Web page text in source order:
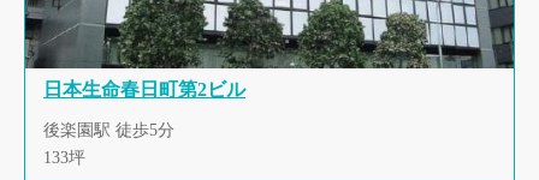
日本生命春日町第2ビル
後楽園駅 徒歩5分
133坪